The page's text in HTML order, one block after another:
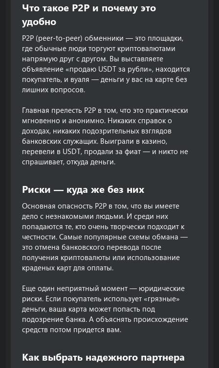
Что такое P2P и почему это
удобно​
P2P (peer-to-peer) обменники — это площадки,
где обычные люди торгуют криптовалютами
напрямую друг с другом. Вы выставляете
объявление «продаю USDT за рубли», находится
покупатель, и вуаля — деньги у вас на карте без
лишних вопросов.
Главная прелесть P2P в том, что это практически
мгновенно и анонимно. Никаких справок о
доходах, никаких подозрительных взглядов
банковских служащих. Выиграли в казино,
перевели в USDT, продали за фиат — и никто не
спрашивает, откуда деньги.
Риски — куда же без них​
Основная опасность P2P в том, что вы имеете
дело с незнакомыми людьми. И среди них
попадаются те, кто очень творчески подходит к
честности. Самые популярные схемы обмана —
это отмена банковского перевода после
получения криптовалюты или использование
краденых карт для оплаты.
Еще один неприятный момент — юридические
риски. Если покупатель использует «грязные»
деньги, ваша карта может попасть под
подозрение банка. А объяснять происхождение
средств потом придется вам.
Как выбрать надежного партнера​